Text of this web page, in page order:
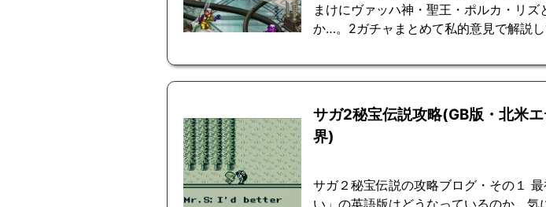
まけにヴァッハ神・聖王・ポルカ・リ
か…。2ガチャまとめて私的意見で解説し
サガ2秘宝伝説攻略(GB版・北米
界)
サガ２秘宝伝説の攻略ブログ・その１
い」の英語版はどうなっているのか、